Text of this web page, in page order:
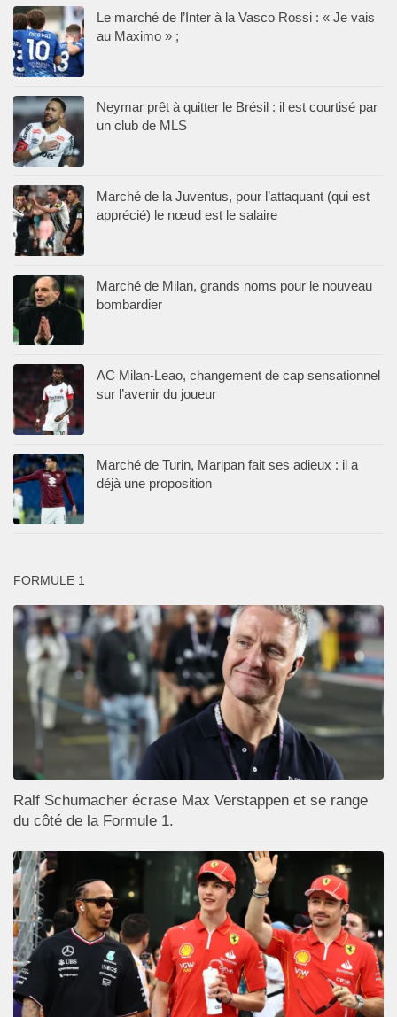
Le marché de l’Inter à la Vasco Rossi : « Je vais
au Maximo » ;
Neymar prêt à quitter le Brésil : il est courtisé par
un club de MLS
Marché de la Juventus, pour l’attaquant (qui est
apprécié) le nœud est le salaire
Marché de Milan, grands noms pour le nouveau
bombardier
AC Milan-Leao, changement de cap sensationnel
sur l’avenir du joueur
Marché de Turin, Maripan fait ses adieux : il a
déjà une proposition
FORMULE 1
Ralf Schumacher écrase Max Verstappen et se range
du côté de la Formule 1.